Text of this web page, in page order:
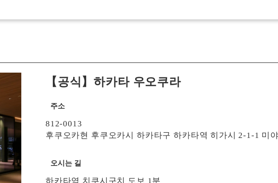
【공식】하카타 우오쿠라
주소
812-0013
후쿠오카현 후쿠오카시 하카타구 하카타역 히가시 2-1-1 미
오시는 길
하카타역 치쿠시구치 도보 1분